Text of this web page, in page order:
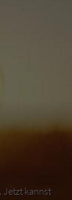
Jetzt kannst